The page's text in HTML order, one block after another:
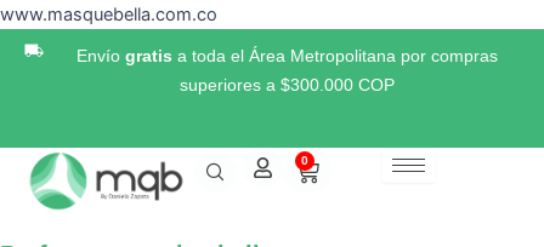
www.masquebella.com.co
Envío gratis a toda el Área Metropolitana por compras
superiores a $300.000 COP
0
Cart